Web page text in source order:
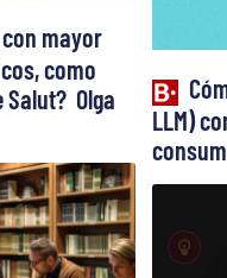
mayor
como
Olga
LLM)